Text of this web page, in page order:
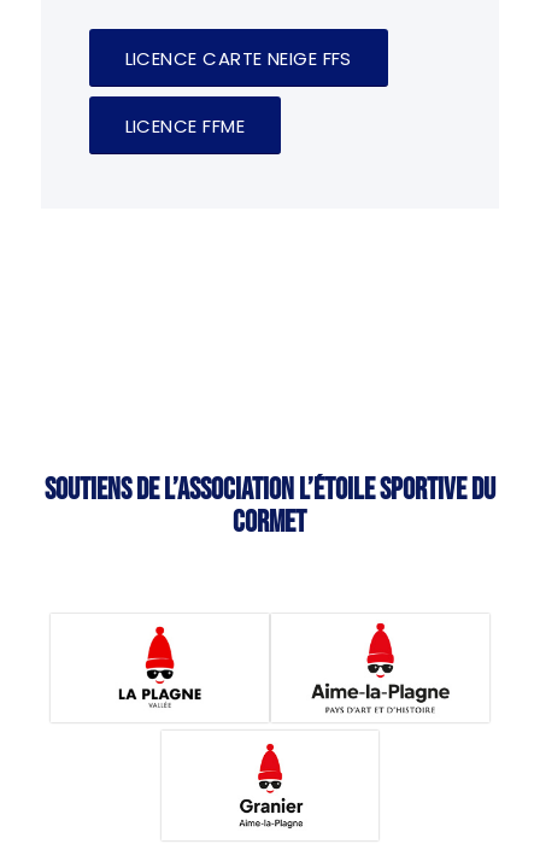
LICENCE CARTE NEIGE FFS
LICENCE FFME
Soutiens de l’association L’étoile sportive du
Cormet